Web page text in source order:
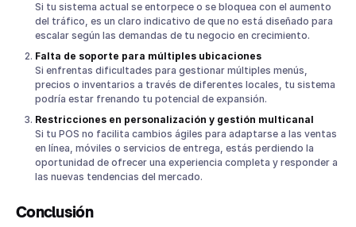
Si tu sistema actual se entorpece o se bloquea con el aumento
del tráfico, es un claro indicativo de que no está diseñado para
escalar según las demandas de tu negocio en crecimiento.
Falta de soporte para múltiples ubicaciones
Si enfrentas dificultades para gestionar múltiples menús,
precios o inventarios a través de diferentes locales, tu sistema
podría estar frenando tu potencial de expansión.
Restricciones en personalización y gestión multicanal
Si tu POS no facilita cambios ágiles para adaptarse a las ventas
en línea, móviles o servicios de entrega, estás perdiendo la
oportunidad de ofrecer una experiencia completa y responder a
las nuevas tendencias del mercado.
Conclusión